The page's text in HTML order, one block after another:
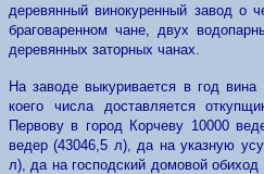
деревянный винокуренный завод о
браговаренном чане, двух
деревянных заторных чанах.
На заводе выкуривается в год
коего числа доставляется
Первову в город Корчеву 10000
ведер (43046,5 л), да на указную
л), да на господский домовой